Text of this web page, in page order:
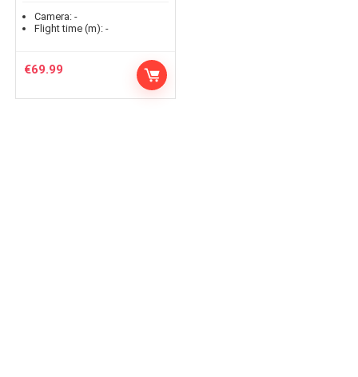
Camera: -
Flight time (m): -
€69.99